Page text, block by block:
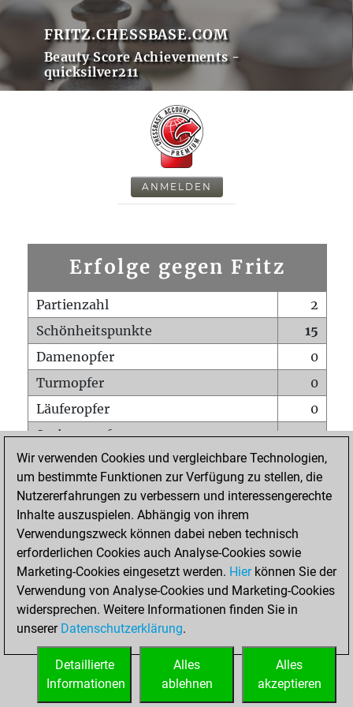
FRITZ.CHESSBASE.COM
Beauty Score Achievements -
quicksilver211
ANMELDEN
Erfolge gegen Fritz
Partienzahl
2
Schönheitspunkte
15
Damenopfer
0
Turmopfer
0
Läuferopfer
0
Springeropfer
1
Bauernopfer
0
Matt auf vollem Brett
0
Bauer setzt Matt
Erstickte Matts
Unterverwandlungen
0
Türme auf der siebten
0
STARTSEITE
Wir verwenden Cookies und vergleichbare Technologien,
um bestimmte Funktionen zur Verfügung zu stellen, die
Nutzererfahrungen zu verbessern und interessengerechte
Inhalte auszuspielen. Abhängig von ihrem
Verwendungszweck können dabei neben technisch
erforderlichen Cookies auch Analyse-Cookies sowie
Marketing-Cookies eingesetzt werden. Hierkönnen Sie der
Verwendung von Analyse-Cookies und Marketing-Cookies
widersprechen. Weitere Informationen finden Sie in
unserer Datenschutzerklärung.
Alles
akzeptieren
Alles
ablehnen
Detaillierte
Informationen